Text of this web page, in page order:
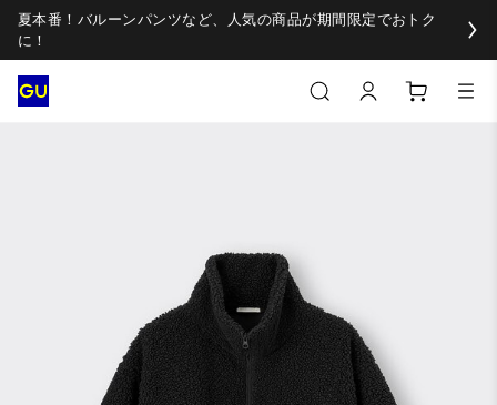
夏本番！バルーンパンツなど、人気の商品が期間限定でおトク
に！